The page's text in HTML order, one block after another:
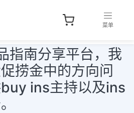
菜单
指南分享平台，我
捞金中的方向问
ins主持以及ins